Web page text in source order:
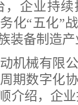
企业持
化“五化”
装备制造
械有限公
期数字化
介绍，企